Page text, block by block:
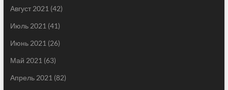
Август 2021 (42)
Июль 2021 (41)
Июнь 2021 (26)
Май 2021 (63)
Апрель 2021 (82)